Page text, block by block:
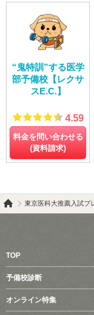
“鬼特訓”する医学
部予備校【レクサ
スE.C.】
4.59
料金を問い合わせる
(資料請求)
東京医科大推薦入試プ
TOP
予備校診断
オンライン特集